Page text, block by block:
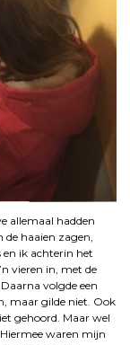
allemaal hadden
de haaien zagen,
ik achterin het
vieren in, met de
volgde een
maar gilde niet. Ook
gehoord. Maar wel
waren mijn